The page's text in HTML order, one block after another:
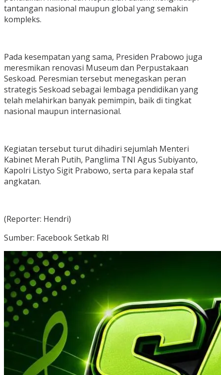
tantangan nasional maupun global yang semakin
kompleks.
Pada kesempatan yang sama, Presiden Prabowo juga
meresmikan renovasi Museum dan Perpustakaan
Seskoad. Peresmian tersebut menegaskan peran
strategis Seskoad sebagai lembaga pendidikan yang
telah melahirkan banyak pemimpin, baik di tingkat
nasional maupun internasional.
Kegiatan tersebut turut dihadiri sejumlah Menteri
Kabinet Merah Putih, Panglima TNI Agus Subiyanto,
Kapolri Listyo Sigit Prabowo, serta para kepala staf
angkatan.
(Reporter: Hendri)
Sumber: Facebook Setkab RI